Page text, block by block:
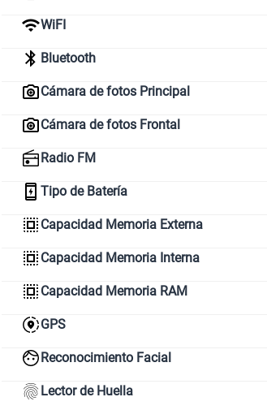
WiFI
Bluetooth
Cámara de fotos Principal
Cámara de fotos Frontal
Radio FM
Tipo de Batería
Capacidad Memoria Externa
Capacidad Memoria Interna
Capacidad Memoria RAM
GPS
Reconocimiento Facial
Lector de Huella